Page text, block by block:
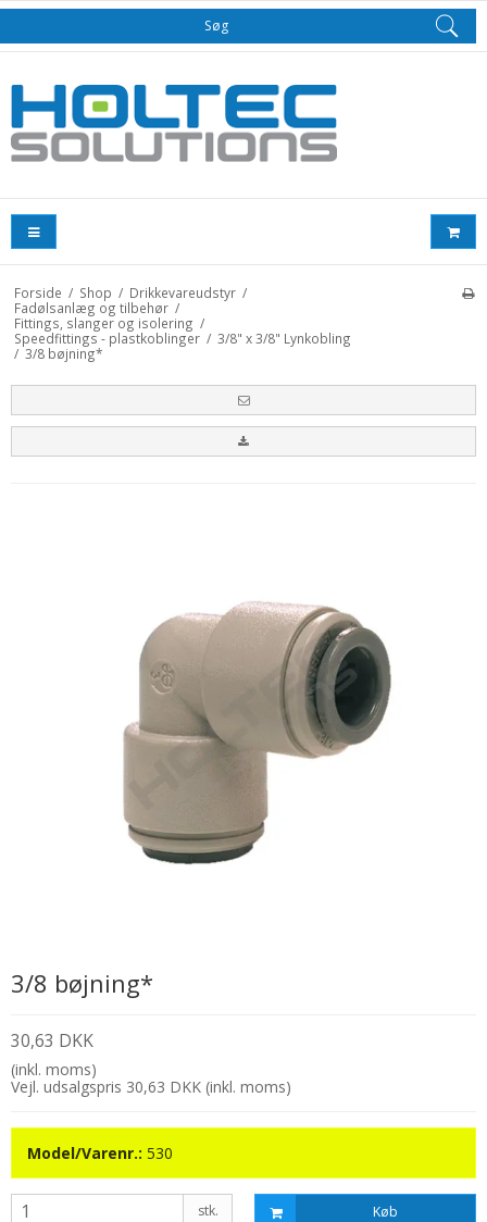
Søg
Forside / Shop / Drikkevareudstyr /
Fadølsanlæg og tilbehør /
Fittings, slanger og isolering /
Speedfittings - plastkoblinger / 3/8" x 3/8" Lynkobling
/ 3/8 bøjning*
3/8 bøjning*
30,63 DKK
(inkl. moms)
Vejl. udsalgspris 30,63 DKK (inkl. moms)
Model/Varenr.: 530
stk. Køb